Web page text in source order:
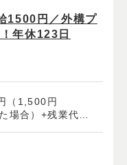
1500円／外構プ
年休123日
（1,500円
場合）+残業代